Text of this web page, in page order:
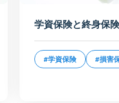
学資保険と終身保
#学資保険 #損害